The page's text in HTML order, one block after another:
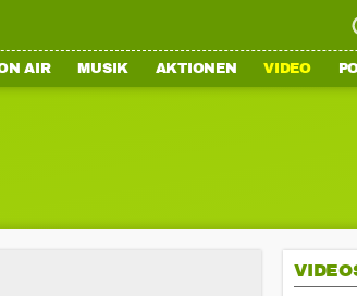
AIR MUSIK AKTIONEN VIDEO